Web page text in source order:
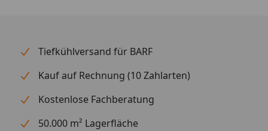
Tiefkühlversand für BARF
Kauf auf Rechnung (10 Zahlarten)
Kostenlose Fachberatung
50.000 m² Lagerfläche